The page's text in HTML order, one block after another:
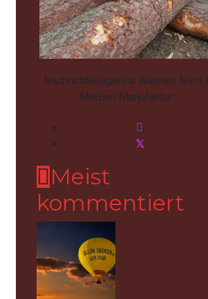
Nachrichtenagentur Bremen Nord |
Medien Manufaktur
Meist
kommentiert